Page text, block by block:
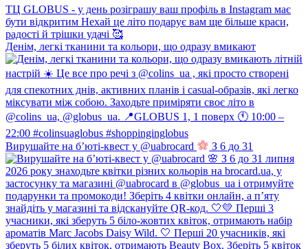
Денім, легкі тканини та кольори, що одразу вмикают
Вирушайте на б’юті-квест у @uabrocard З 6 до 31